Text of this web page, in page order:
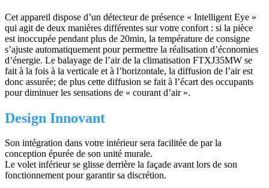
Cet appareil dispose d’un détecteur de présence « Intelligent Eye »
qui agit de deux manières différentes sur votre confort : si la pièce
est inoccupée pendant plus de 20min, la température de consigne
s’ajuste automatiquement pour permettre la réalisation d’économies
d’énergie. Le balayage de l’air de la climatisation FTXJ35MW se
fait à la fois à la verticale et à l’horizontale, la diffusion de l’air est
donc assurée; de plus cette diffusion se fait à l’écart des occupants
pour diminuer les sensations de « courant d’air ».
Design Innovant
Son intégration dans votre intérieur sera facilitée de par la
conception épurée de son unité murale.
Le volet inférieur se glisse derrière la façade avant lors de son
fonctionnement pour garantir sa discrétion.